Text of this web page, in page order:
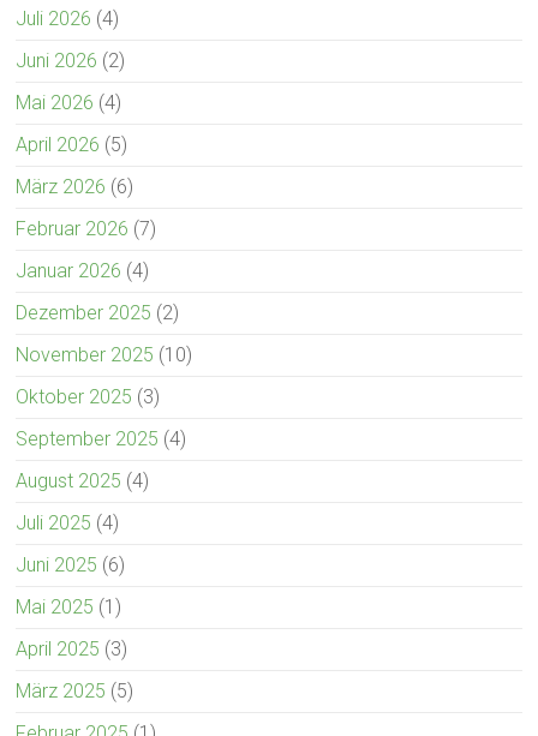
Juli 2026 (4)
Juni 2026 (2)
Mai 2026 (4)
April 2026 (5)
März 2026 (6)
Februar 2026 (7)
Januar 2026 (4)
Dezember 2025 (2)
November 2025 (10)
Oktober 2025 (3)
September 2025 (4)
August 2025 (4)
Juli 2025 (4)
Juni 2025 (6)
Mai 2025 (1)
April 2025 (3)
März 2025 (5)